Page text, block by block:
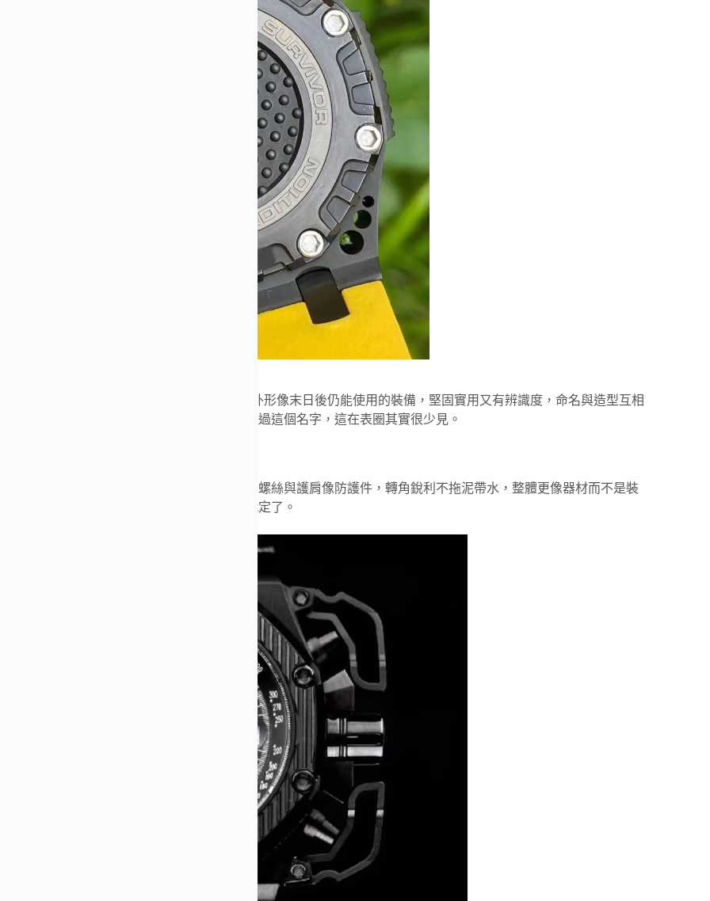
這個名字並不常見，指向的是抗性與可靠，外形像末日後仍能使用的裝備，堅固實用又有辨識度，命名與造型互相
話題度自然就上來了，很多人沒見過實物也聽過這個名字，這在表圈其實很少見。
看到實物會被它的氣場壓住，軍事語彙很濃，螺絲與護肩像防護件，轉角銳利不拖泥帶水，整體更像器材而不是裝
上手之後風格非常鮮明，喜不喜歡看第一眼就定了。